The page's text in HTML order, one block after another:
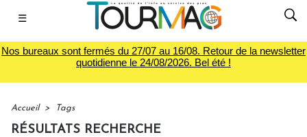
☰
Nos bureaux sont fermés du 27/07 au 16/08. Retour de la newsletter
quotidienne le 24/08/2026. Bel été !
Accueil > Tags
RÉSULTATS RECHERCHE